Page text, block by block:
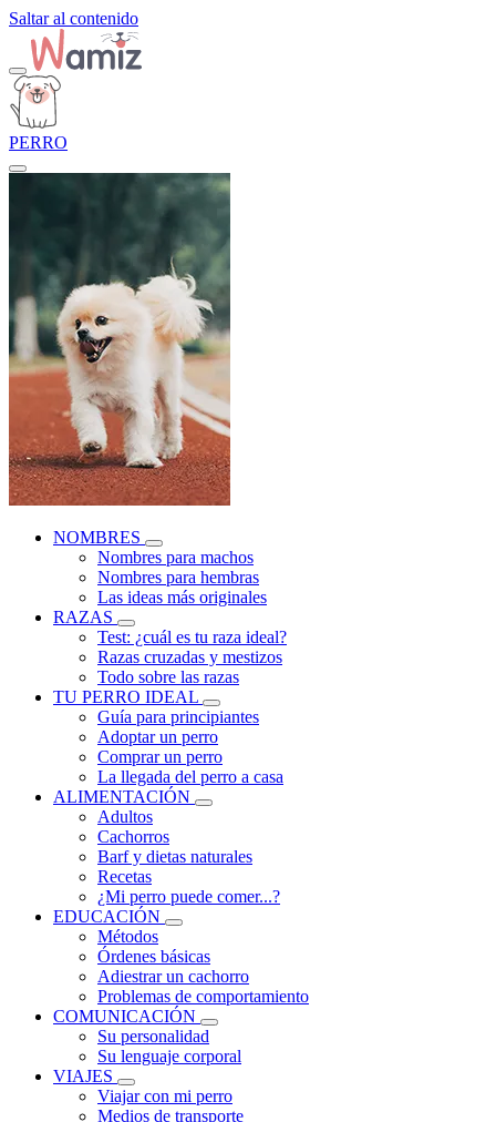
Saltar al contenido
PERRO
NOMBRES
Nombres para machos
Nombres para hembras
Las ideas más originales
RAZAS
Test: ¿cuál es tu raza ideal?
Razas cruzadas y mestizos
Todo sobre las razas
TU PERRO IDEAL
Guía para principiantes
Adoptar un perro
Comprar un perro
La llegada del perro a casa
ALIMENTACIÓN
Adultos
Cachorros
Barf y dietas naturales
Recetas
¿Mi perro puede comer...?
EDUCACIÓN
Métodos
Órdenes básicas
Adiestrar un cachorro
Problemas de comportamiento
COMUNICACIÓN
Su personalidad
Su lenguaje corporal
VIAJES
Viajar con mi perro
Medios de transporte